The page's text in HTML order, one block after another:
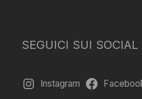
SEGUICI SUI SOCIAL
Instagram